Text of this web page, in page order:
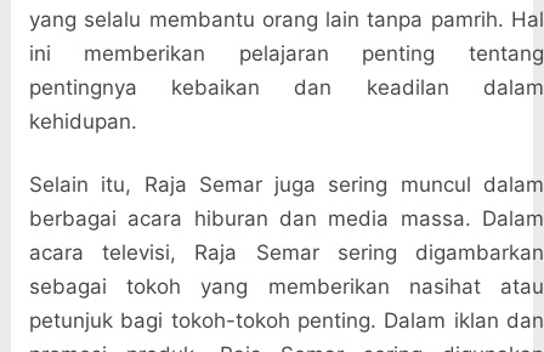
yang selalu membantu orang lain tanpa pamrih. Hal
ini memberikan pelajaran penting tentang
pentingnya kebaikan dan keadilan dalam
kehidupan.
Selain itu, Raja Semar juga sering muncul dalam
berbagai acara hiburan dan media massa. Dalam
acara televisi, Raja Semar sering digambarkan
sebagai tokoh yang memberikan nasihat atau
petunjuk bagi tokoh-tokoh penting. Dalam iklan dan